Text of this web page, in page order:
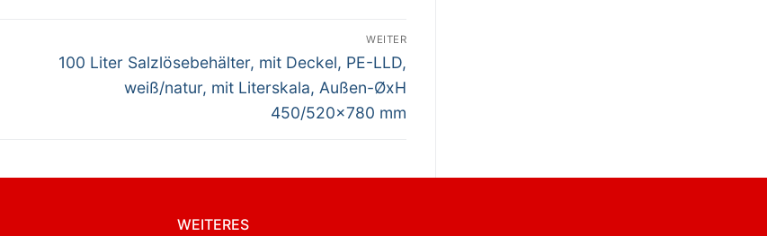
WEITER
Nächster
100 Liter Salzlösebehälter, mit Deckel, PE-LLD,
weiß/natur, mit Literskala, Außen-ØxH
450/520×780 mm
WEITERES